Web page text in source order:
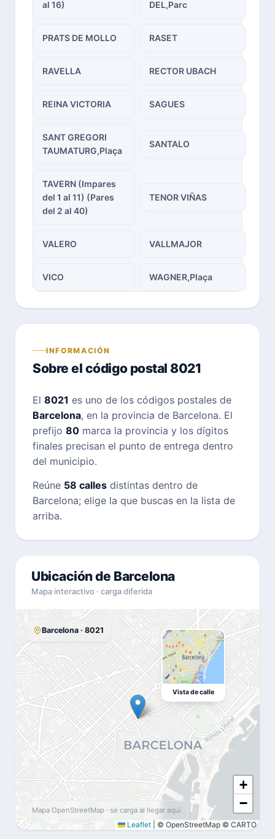
al 16) DEL,Parc
PRATS DE MOLLO RASET
RAVELLA RECTOR UBACH
REINA VICTORIA SAGUES
SANT GREGORI
TAUMATURG,Plaça
SANTALO
TAVERN (Impares
del 1 al 11) (Pares
del 2 al 40)
TENOR VIÑAS
VALERO VALLMAJOR
VICO WAGNER,Plaça
INFORMACIÓN
Sobre el código postal 8021
El 8021 es uno de los códigos postales de
Barcelona, en la provincia de Barcelona. El
prefijo 80 marca la provincia y los dígitos
finales precisan el punto de entrega dentro
del municipio.
Reúne 58 calles distintas dentro de
Barcelona; elige la que buscas en la lista de
arriba.
Ubicación de Barcelona
Mapa interactivo · carga diferida
+
−
Leaflet © OpenStreetMap © CARTO
Barcelona · 8021
Vista de calle
Mapa OpenStreetMap · se carga al llegar aquí